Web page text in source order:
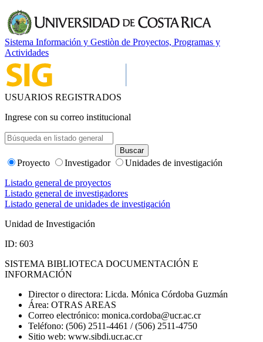
Sistema Información y Gestiòn de Proyectos, Programas y
Actividades
USUARIOS REGISTRADOS
Ingrese con su correo institucional
Proyecto Investigador
Unidades de investigación
Listado general de proyectos
Listado general de investigadores
Listado general de unidades de investigación
Unidad de Investigación
ID: 603
SISTEMA BIBLIOTECA DOCUMENTACIÓN E
INFORMACIÓN
Director o directora: Licda. Mónica Córdoba Guzmán
Área: OTRAS AREAS
Correo electrónico: monica.cordoba@ucr.ac.cr
Teléfono: (506) 2511-4461 / (506) 2511-4750
Sitio web: www.sibdi.ucr.ac.cr